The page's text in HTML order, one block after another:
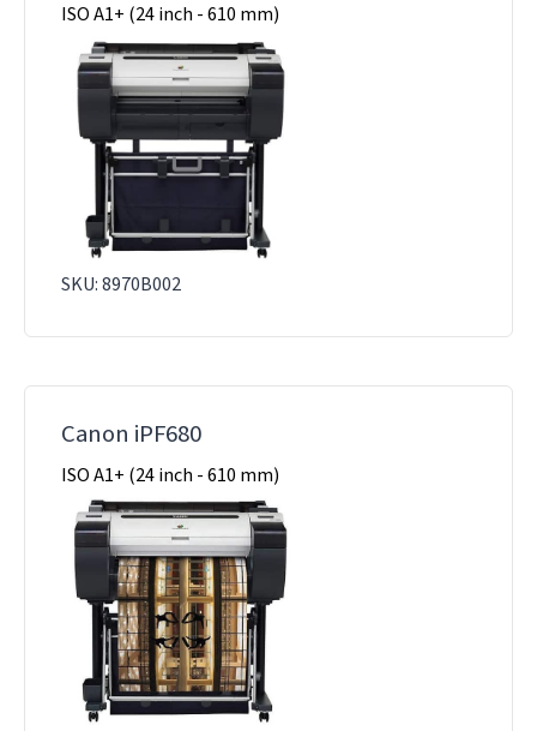
ISO A1+ (24 inch - 610 mm)
SKU: 8970B002
Canon iPF680
ISO A1+ (24 inch - 610 mm)